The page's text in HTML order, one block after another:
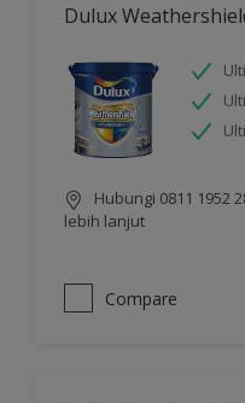
Dulux
Hubungi 0811 1952
lebih lanjut
Compare